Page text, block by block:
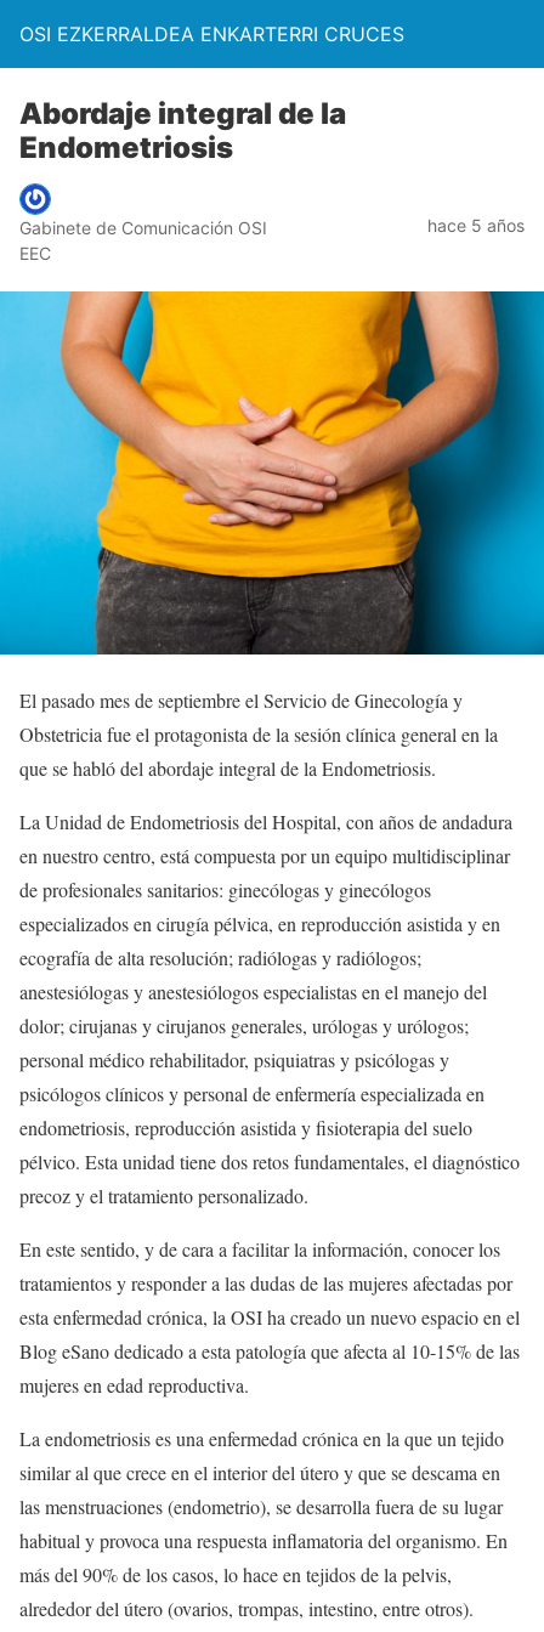
OSI EZKERRALDEA ENKARTERRI CRUCES
Abordaje integral de la
Endometriosis
Gabinete de Comunicación OSI
EEC
hace 5 años
El pasado mes de septiembre el Servicio de Ginecología y
Obstetricia fue el protagonista de la sesión clínica general en la
que se habló del abordaje integral de la Endometriosis.
La Unidad de Endometriosis del Hospital, con años de andadura
en nuestro centro, está compuesta por un equipo multidisciplinar
de profesionales sanitarios: ginecólogas y ginecólogos
especializados en cirugía pélvica, en reproducción asistida y en
ecografía de alta resolución; radiólogas y radiólogos;
anestesiólogas y anestesiólogos especialistas en el manejo del
dolor; cirujanas y cirujanos generales, urólogas y urólogos;
personal médico rehabilitador, psiquiatras y psicólogas y
psicólogos clínicos y personal de enfermería especializada en
endometriosis, reproducción asistida y fisioterapia del suelo
pélvico. Esta unidad tiene dos retos fundamentales, el diagnóstico
precoz y el tratamiento personalizado.
En este sentido, y de cara a facilitar la información, conocer los
tratamientos y responder a las dudas de las mujeres afectadas por
esta enfermedad crónica, la OSI ha creado un nuevo espacio en el
Blog eSano dedicado a esta patología que afecta al 10-15% de las
mujeres en edad reproductiva.
La endometriosis es una enfermedad crónica en la que un tejido
similar al que crece en el interior del útero y que se descama en
las menstruaciones (endometrio), se desarrolla fuera de su lugar
habitual y provoca una respuesta inflamatoria del organismo. En
más del 90% de los casos, lo hace en tejidos de la pelvis,
alrededor del útero (ovarios, trompas, intestino, entre otros).